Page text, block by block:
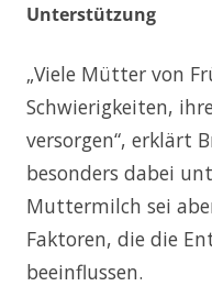
Unterstützung
„Viele Mütter von
Schwierigkeiten,
versorgen“, erklärt
besonders dabei
Muttermilch sei
Faktoren, die die
beeinflussen.